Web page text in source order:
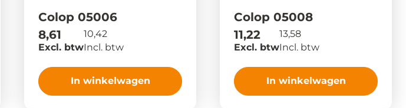
Colop 05006
8,61
Excl. btw
10,42
Incl. btw
In winkelwagen
Colop 05008
11,22
Excl. btw
13,58
Incl. btw
In winkelwagen